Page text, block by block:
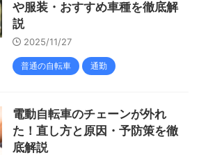
や服装・おすすめ車種を徹底解
説
2025/11/27
普通の自転車 通勤
電動自転車のチェーンが外れ
た！直し方と原因・予防策を徹
底解説